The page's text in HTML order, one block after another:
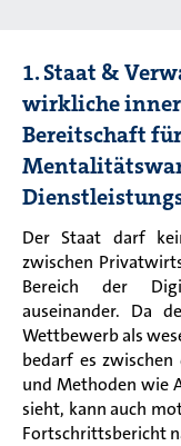
1. Staat &
wirkliche
Bereitschaft
Der Staat darf
zwischen
Bereich der
auseinander. Da
Wettbewerb als
bedarf es
und Methoden wie
sieht, kann auch
Fortschrittsbericht